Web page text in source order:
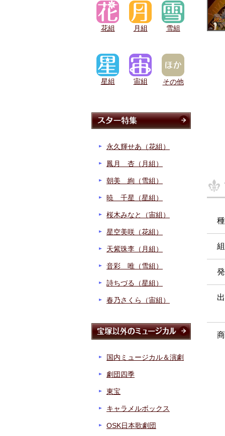
組
花組 月組 雪組
星組 宙組 その他
永久輝せあ（花組）
鳳月 杏（月組）
朝美 絢（雪組）
暁 千星（星組）
桜木みなと（宙組）
星空美咲（花組）
天紫珠李（月組）
音彩 唯（雪組）
詩ちづる（星組）
春乃さくら（宙組）
国内ミュージカル＆演劇
劇団四季
東宝
キャラメルボックス
OSK日本歌劇団